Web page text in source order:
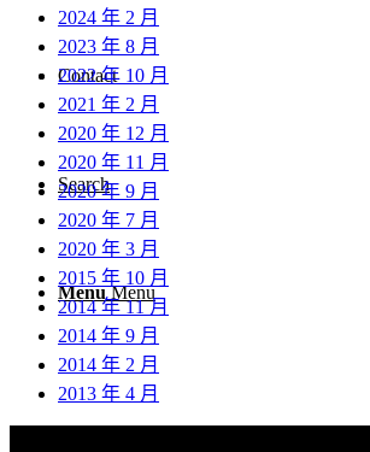
Contact
Search
Menu Menu
2024 年 2 月
2023 年 8 月
2022 年 10 月
2021 年 2 月
2020 年 12 月
2020 年 11 月
2020 年 9 月
2020 年 7 月
2020 年 3 月
2015 年 10 月
2014 年 11 月
2014 年 9 月
2014 年 2 月
2013 年 4 月